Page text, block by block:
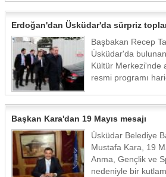
Erdoğan'dan Üsküdar'da sürpriz
Başbakan Recep
Üsküdar'da
Kültür Merkezi'nde
resmi programı
Başkan Kara'dan 19 Mayıs mesajı
Üsküdar Belediye
Mustafa Kara, 19
Anma, Gençlik ve
nedeniyle bir